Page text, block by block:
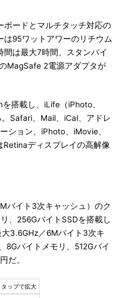
ードとマルチタッチ対応の
は95ワットアワーのリチウム
は最大7時間、スタンバイ
MagSafe 2電源アダプタが
搭載し、iLife（iPhoto、
Safari、Mail、iCal、アドレ
ション、iPhoto、iMovie、
ディスプレイの高解像
バイト3次キャッシュ）のク
、256GバイトSSDを搭載し
3.6GHz／6Mバイト3次キ
8Gバイトメモリ、512Gバイ
だ。